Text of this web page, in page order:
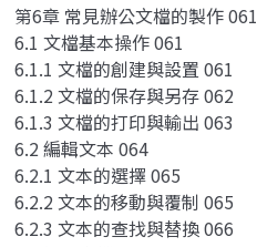
第6章 常見辦公文檔的製作 061
6.1 文檔基本操作 061
6.1.1 文檔的創建與設置 061
6.1.2 文檔的保存與另存 062
6.1.3 文檔的打印與輸出 063
6.2 編輯文本 064
6.2.1 文本的選擇 065
6.2.2 文本的移動與覆制 065
6.2.3 文本的查找與替換 066